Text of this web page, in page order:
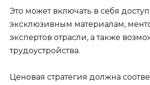
Это может включать в себя
эксклюзивным материалам,
экспертов отрасли, а также
трудоустройства.
Ценовая стратегия должна